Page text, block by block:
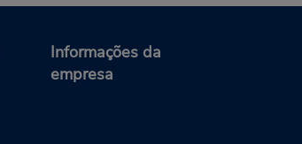
Informações da
empresa